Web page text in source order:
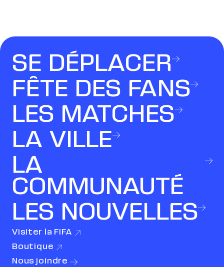
SE DÉPLACER
FÊTE DES FANS
LES MATCHES
LA VILLE
LA
COMMUNAUTÉ
LES NOUVELLES
Visiter la FIFA
Boutique
Nous
joindre